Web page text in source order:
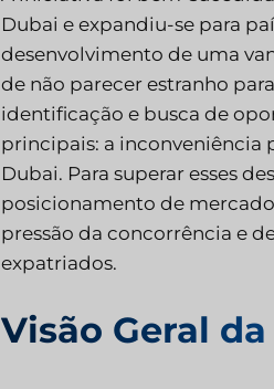
Dubai e expandiu-se para
desenvolvimento de uma
de não parecer estranho
identificação e busca de
principais: a inconveniência
Dubai. Para superar esses
posicionamento de
pressão da concorrência e
expatriados.
Visão Geral